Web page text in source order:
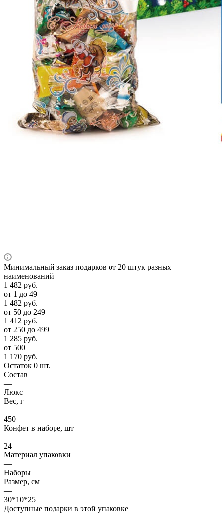
Минимальный заказ подарков от 20 штук разных
наименований
1 482 руб.
от 1 до 49
1 482 руб.
от 50 до 249
1 412 руб.
от 250 до 499
1 285 руб.
от 500
1 170 руб.
Остаток 0 шт.
Состав
—
Люкс
Вес, г
—
450
Конфет в наборе, шт
—
24
Материал упаковки
—
Наборы
Размер, см
—
30*10*25
Доступные подарки в этой упаковке